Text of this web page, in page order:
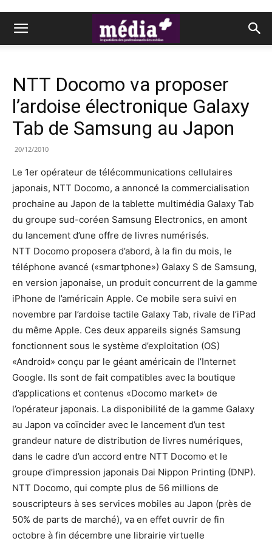
NTT Docomo va proposer
l’ardoise électronique Galaxy
Tab de Samsung au Japon
20/12/2010
Le 1er opérateur de télécommunications cellulaires
japonais, NTT Docomo, a annoncé la commercialisation
prochaine au Japon de la tablette multimédia Galaxy Tab
du groupe sud-coréen Samsung Electronics, en amont
du lancement d’une offre de livres numérisés.
NTT Docomo proposera d’abord, à la fin du mois, le
téléphone avancé («smartphone») Galaxy S de Samsung,
en version japonaise, un produit concurrent de la gamme
iPhone de l’américain Apple. Ce mobile sera suivi en
novembre par l’ardoise tactile Galaxy Tab, rivale de l’iPad
du même Apple. Ces deux appareils signés Samsung
fonctionnent sous le système d’exploitation (OS)
«Android» conçu par le géant américain de l’Internet
Google. Ils sont de fait compatibles avec la boutique
d’applications et contenus «Docomo market» de
l’opérateur japonais. La disponibilité de la gamme Galaxy
au Japon va coïncider avec le lancement d’un test
grandeur nature de distribution de livres numériques,
dans le cadre d’un accord entre NTT Docomo et le
groupe d’impression japonais Dai Nippon Printing (DNP).
NTT Docomo, qui compte plus de 56 millions de
souscripteurs à ses services mobiles au Japon (près de
50% de parts de marché), va en effet ouvrir de fin
octobre à fin décembre une librairie virtuelle